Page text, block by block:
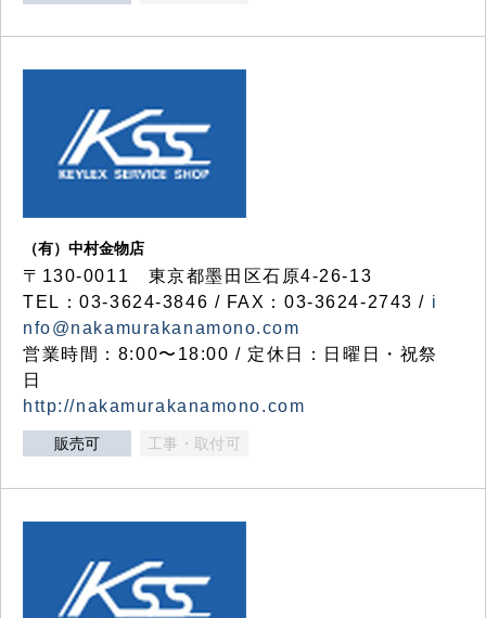
（有）中村金物店
〒130-0011 東京都墨田区石原4-26-13
TEL：03-3624-3846 / FAX：03-3624-2743 / i
nfo@nakamurakanamono.com
営業時間：8:00〜18:00 / 定休日：日曜日・祝祭
日
http://nakamurakanamono.com
販売可 工事・取付可